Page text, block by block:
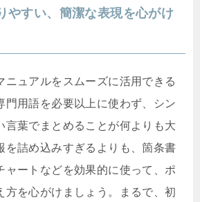
やすい、簡潔な表現を心がけ
ニュアルをスムーズに活用できる
門用語を必要以上に使わず、シン
言葉でまとめることが何よりも大
を詰め込みすぎるよりも、箇条書
ャートなどを効果的に使って、ポ
方を心がけましょう。まるで、初